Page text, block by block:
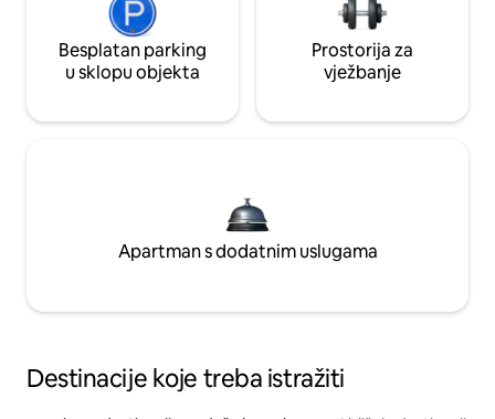
Besplatan parking
u sklopu objekta
Prostorija za
vježbanje
Apartman s dodatnim uslugama
Destinacije koje treba istražiti